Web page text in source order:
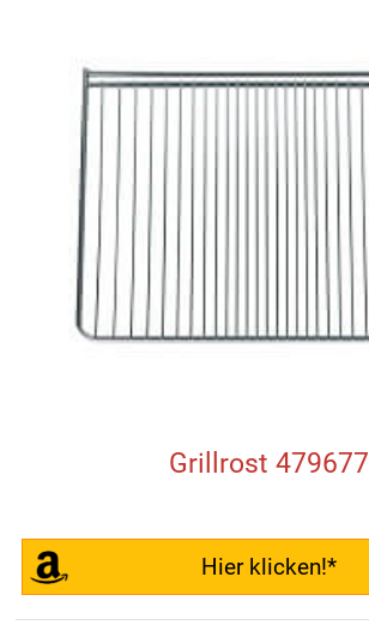
Grillrost 479677
Hier klicken!*